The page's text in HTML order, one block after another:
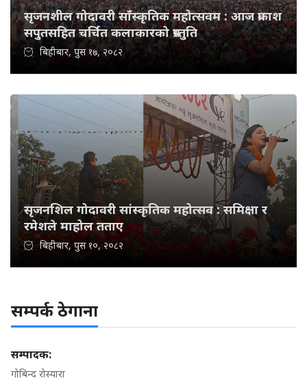
सृजनशील गोदावरी साँस्कृतिक महोत्सवम : आज प्रकाश
सपुतसहित चर्चित कलाकारको प्रस्तुति
बिहीबार, पुस १७, २०८२
सृजनशिल गोदावरी सांस्कृतिक महोत्सव : समिक्षा र
रमेशले माहोल तताए
बिहीबार, पुस १०, २०८२
सम्पर्क ठेगाना
सम्पादक:
गोबिन्द रोस्यारा